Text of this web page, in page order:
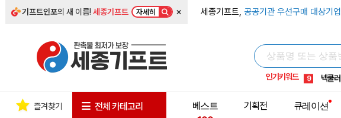
기프트인포의 새 이름!세종기프트 자세히 × 세종기프트, 공공기관 우선구매 대상기업
인기키워드
5 키캡
8 쿨토시
9 넥쿨러
1 선풍기
즐겨찾기 전체 카테고리
베스트
기획전 큐레이션